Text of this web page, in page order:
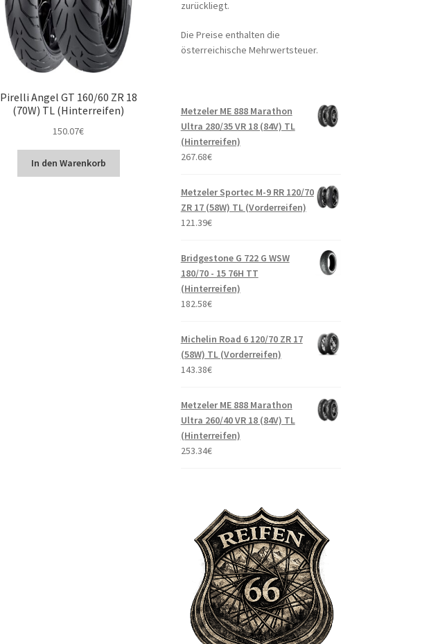
Pirelli Angel GT 160/60 ZR 18
(70W) TL (Hinterreifen)
150.07€
In den Warenkorb
zurückliegt.
Die Preise enthalten die
österreichische Mehrwertsteuer.
Metzeler ME 888 Marathon
Ultra 280/35 VR 18 (84V) TL
(Hinterreifen)
267.68€
Metzeler Sportec M-9 RR 120/70
ZR 17 (58W) TL (Vorderreifen)
121.39€
Bridgestone G 722 G WSW
180/70 - 15 76H TT
(Hinterreifen)
182.58€
Michelin Road 6 120/70 ZR 17
(58W) TL (Vorderreifen)
143.38€
Metzeler ME 888 Marathon
Ultra 260/40 VR 18 (84V) TL
(Hinterreifen)
253.34€